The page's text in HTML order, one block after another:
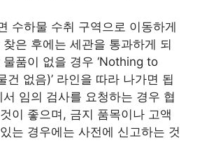
수하물 수취 구역으로 이동하게
은 후에는 세관을 통과하게 되
품이 없을 경우 ‘Nothing to
건 없음)’ 라인을 따라 나가면 됩
임의 검사를 요청하는 경우 협
이 좋으며, 금지 품목이나 고액
는 경우에는 사전에 신고하는 것